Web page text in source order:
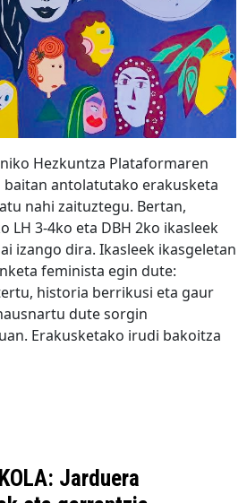
Hezkuntza Plataformaren
antolatutako erakusketa
nahi zaituztegu. Bertan,
LH 3-4ko eta DBH 2ko ikasleek
izango dira. Ikasleek ikasgeletan
feminista egin dute:
historia berrikusi eta gaur
dute sorgin
Erakusketako irudi bakoitza
Jarduera